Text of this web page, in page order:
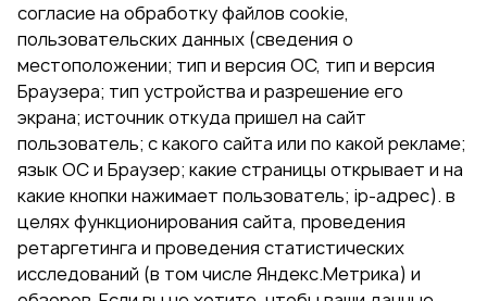
согласие на обработку файлов cookie,
пользовательских данных (сведения о
местоположении; тип и версия ОС, тип и версия
Браузера; тип устройства и разрешение его
экрана; источник откуда пришел на сайт
пользователь; с какого сайта или по какой рекламе;
язык ОС и Браузер; какие страницы открывает и на
какие кнопки нажимает пользователь; ip-адрес). в
целях функционирования сайта, проведения
ретаргетинга и проведения статистических
исследований (в том числе Яндекс.Метрика) и